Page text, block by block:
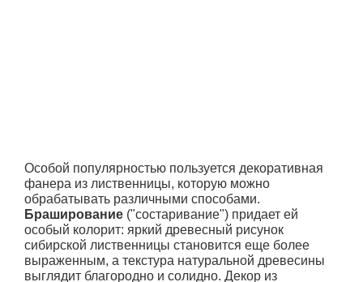
Особой популярностью пользуется декоративная
фанера из лиственницы, которую можно
обрабатывать различными способами.
Браширование ("состаривание") придает ей
особый колорит: яркий древесный рисунок
сибирской лиственницы становится еще более
выраженным, а текстура натуральной древесины
выглядит благородно и солидно. Декор из